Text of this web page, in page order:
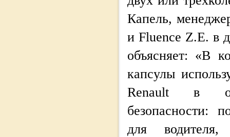
Капель,
и Fluence Z.E. в
объясняет: «В
капсулы
Renault в
безопасности:
для